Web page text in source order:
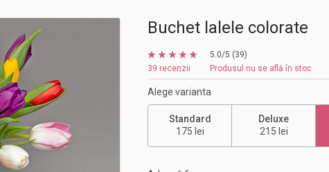
Buchet lalele colorate
39 recenzii
5.0/5 (39)
Produsul nu se află în stoc
Alege varianta
Standard
175 lei
Deluxe
215 lei